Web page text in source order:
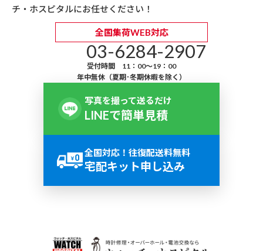
チ・ホスピタルにお任せください！
全国集荷WEB対応
03-6284-2907
受付時間 11：00～19：00
年中無休（夏期･冬期休暇を除く）
写真を撮って送るだけ
LINEで簡単見積
全国対応！往復配送料無料
宅配キット申し込み